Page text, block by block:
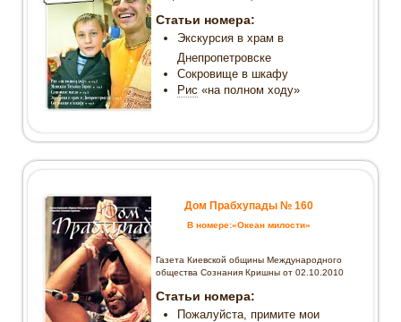
Статьи номера:
Экскурсия в храм в
Днепропетровске
Сокровище в шкафу
Рис «на полном ходу»
Дом Прабхупады № 160
В номере:«Океан милости»
Газета Киевской общины Международного
общества Сознания Кришны от 02.10.2010
Статьи номера:
Пожалуйста, примите мои